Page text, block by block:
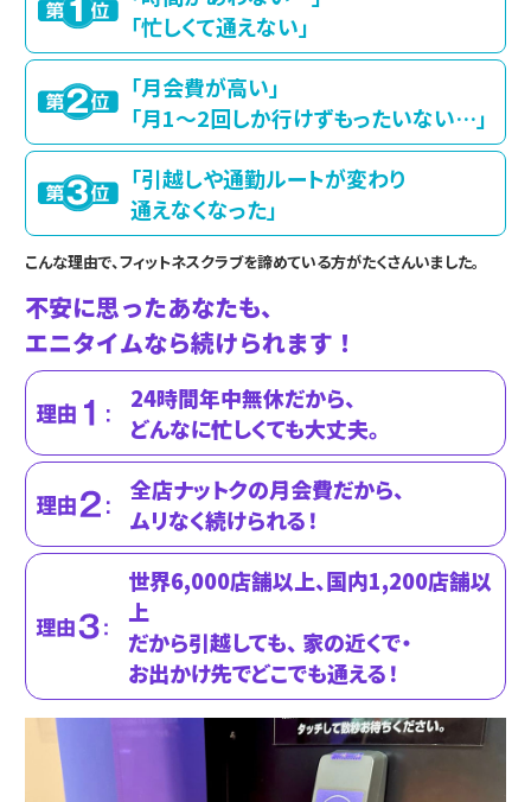
「忙しくて通えない」
「月会費が高い」
「月1～2回しか行けずもったいない…」
「引越しや通勤ルートが変わり
通えなくなった」
こんな理由で、フィットネスクラブを諦めている方がたくさんいました。
不安に思ったあなたも、
エニタイムなら続けられます！
24時間年中無休だから、
どんなに忙しくても大丈夫。
全店ナットクの月会費だから、
ムリなく続けられる！
世界6,000店舗以上、国内1,200店舗以
上
だから引越しても、 家の近くで・
お出かけ先でどこでも通える！